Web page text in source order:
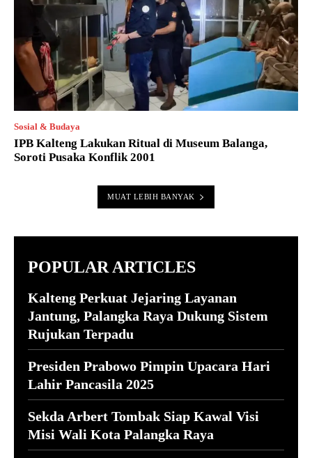
Sosial & Budaya
IPB Kalteng Lakukan Ritual di Museum Balanga,
Soroti Pusaka Konflik 2001
MUAT LEBIH BANYAK
POPULAR ARTICLES
Kalteng Perkuat Jejaring Layanan
Jantung, Palangka Raya Dukung Sistem
Rujukan Terpadu
Presiden Prabowo Pimpin Upacara Hari
Lahir Pancasila 2025
Sekda Arbert Tombak Siap Kawal Visi
Misi Wali Kota Palangka Raya